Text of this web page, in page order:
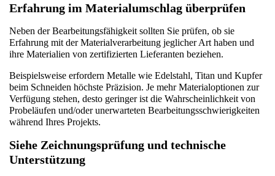
Erfahrung im Materialumschlag überprüfen
Neben der Bearbeitungsfähigkeit sollten Sie prüfen, ob sie
Erfahrung mit der Materialverarbeitung jeglicher Art haben und
ihre Materialien von zertifizierten Lieferanten beziehen.
Beispielsweise erfordern Metalle wie Edelstahl, Titan und Kupfer
beim Schneiden höchste Präzision. Je mehr Materialoptionen zur
Verfügung stehen, desto geringer ist die Wahrscheinlichkeit von
Probeläufen und/oder unerwarteten Bearbeitungsschwierigkeiten
während Ihres Projekts.
Siehe Zeichnungsprüfung und technische
Unterstützung